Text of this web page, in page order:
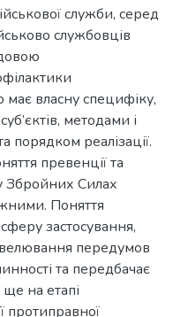
служби, серед
службовців
власну специфіку,
методами і
порядком реалізації.
превенції та
Збройних Силах
Поняття
застосування,
передумов
та передбачає
на етапі
протиправної